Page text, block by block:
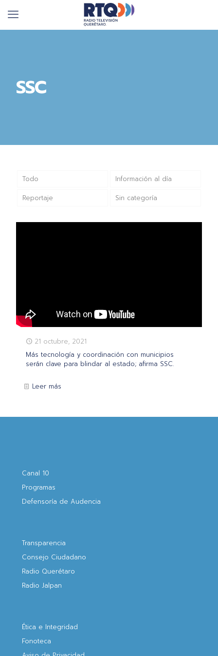
SSC
Todo Información al día
Reportaje Sin categoría
21 octubre, 2021
Más tecnología y coordinación con municipios
serán clave para blindar al estado; afirma SSC.
Leer más
Canal 10
Programas
Defensoría de Audencia
Transparencia
Consejo Ciudadano
Radio Querétaro
Radio Jalpan
Ética e Integridad
Fonoteca